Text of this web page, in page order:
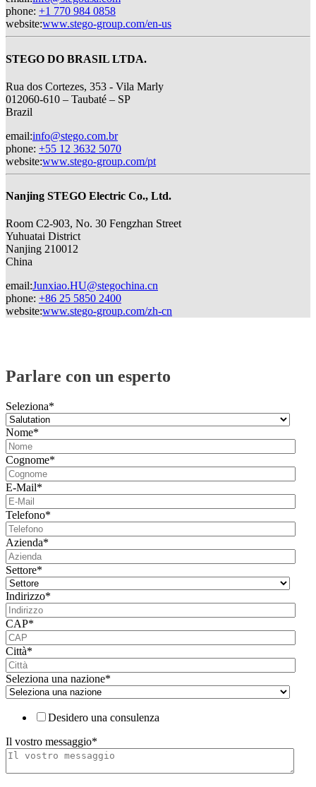
phone: +1 770 984 0858
website:www.stego-group.com/en-us
STEGO DO BRASIL LTDA.
Rua dos Cortezes, 353 - Vila Marly
012060-610 – Taubaté – SP
Brazil
email:info@stego.com.br
phone: +55 12 3632 5070
website:www.stego-group.com/pt
Nanjing STEGO Electric Co., Ltd.
Room C2-903, No. 30 Fengzhan Street
Yuhuatai District
Nanjing 210012
China
email:Junxiao.HU@stegochina.cn
phone: +86 25 5850 2400
website:www.stego-group.com/zh-cn
Parlare con un esperto
Seleziona*
Nome*
Cognome*
E-Mail*
Telefono*
Azienda*
Settore*
Indirizzo*
CAP*
Città*
Seleziona una nazione*
Desidero una consulenza
Il vostro messaggio*